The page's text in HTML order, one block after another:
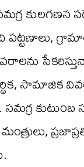
కులగణన
పట్టణాలు,
సామాజిక
సమగ్ర